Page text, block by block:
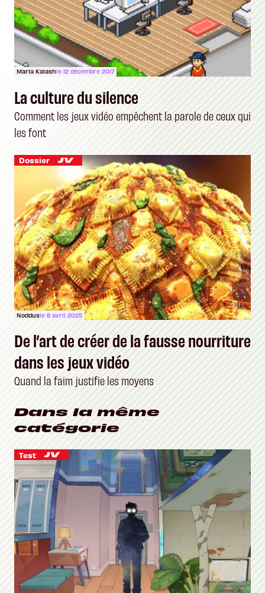
Maria Kalashle 12 décembre 2017
La culture du silence
Comment les jeux vidéo empêchent la parole de ceux qui
les font
Dossier
Noddusle 8 avril 2025
De l’art de créer de la fausse nourriture
dans les jeux vidéo
Quand la faim justifie les moyens
Dans la même
catégorie
Test